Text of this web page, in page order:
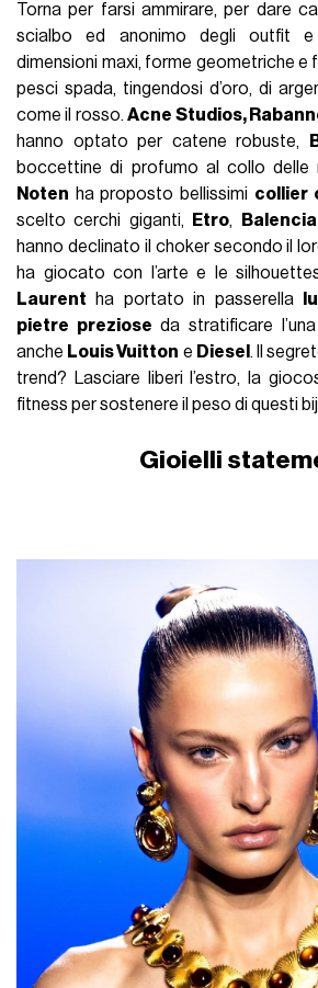
Torna per farsi ammirare, per dare
scialbo ed anonimo degli outfit
dimensioni maxi, forme geometriche e
pesci spada, tingendosi d’oro, di
come il rosso.Acne Studios,
hanno optato per catene robuste,
boccettine di profumo al collo delle
Noten ha proposto bellissimi collier
scelto cerchi giganti,
Etro,
hanno declinato il choker secondo il
ha giocato con l’arte e le
Laurent ha portato in passerella
pietre preziose da stratificare
anche Louis Vuitton e Diesel . Il
trend? Lasciare liberi l’estro, la
fitness per sostenere il peso di questi
Gioielli